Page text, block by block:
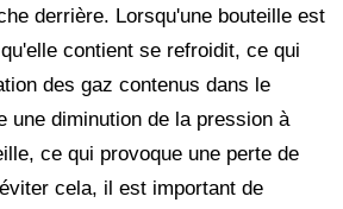
derrière. Lorsqu'une bouteille est
contient se refroidit, ce qui
des gaz contenus dans le
une diminution de la pression à
ce qui provoque une perte de
cela, il est important de